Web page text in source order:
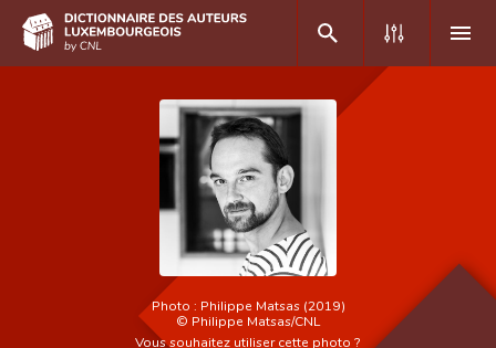
Recherche avancée
Foire aux questions
Photo : Philippe Matsas (2019)
© Philippe Matsas/CNL
Vous souhaitez utiliser cette photo ?